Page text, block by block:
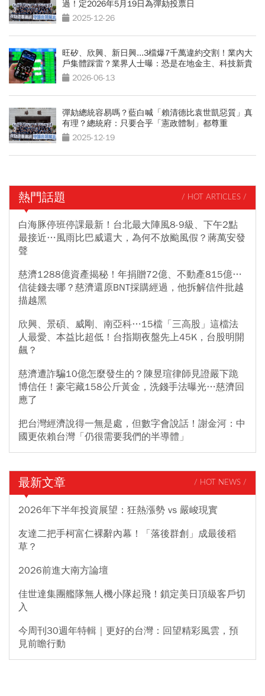
過！定2026年5月19日為彈劾投票日
2025-12-26
旺矽、欣興、新日興...3檔爆7千萬違約交割！業內大
戶集體踩雷？業界人士曝：恐是在地金主、科技新貴
2026-06-13
彈劾總統容易嗎？藍白喊「賴清德比袁世凱惡質」真
有理？總統府：只要合乎「憲政體制」都尊重
2025-12-19
熱門話題 / HOT ARTICLES /
白海豚停班停課最新！台北最大陣風8-9級、下午2點
最接近…風雨比巴威還大，為何不放颱風假？蔣萬安發
聲
慈濟1288億資產揭秘！年捐贈72億、不動產815億…
信徒錢去哪？慈濟還原BNT採購經過，他拆解信件批越
描越黑
欣興、景碩、威剛、南亞科…15檔「三高股」這檔法
人最愛、本益比超低！台指期夜盤先上45K，台股明開
飆？
慈濟遭詐騙10億怎麼發生的？陳昱瑄律師見證嚴下跪
博信任！豪宅藏158公斤黃金，洗錢手法曝光…慈濟回
應了
把台灣經濟說得一無是處，但數字會說話！謝金河：中
國更依賴台灣「仍很需要我們的半導體」
最新文章 / HOT NEWS /
2026年下半年投資展望：狂熱漲勢 vs 嚴峻現實
友達二把手柯富仁裸辭內幕！「落後群創」成最後稻
草？
2026前進大南方論壇
佳世達集團艦隊無人機小隊起飛！鎖定美日頂級客戶切
入
今周刊30週年特輯｜更好的台灣：回望精彩風雲，預
見前瞻行動